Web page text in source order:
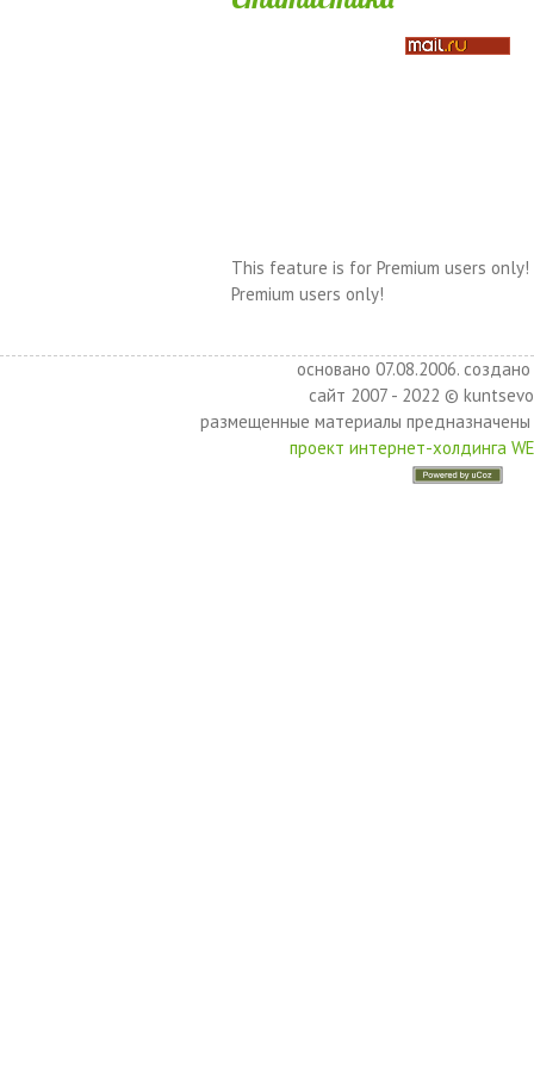
This feature is for Premium users only!
Premium users only!
основано 07.08.2006.
сайт 2007 - 2022 ©
размещенные материалы
проект интернет-холдинга